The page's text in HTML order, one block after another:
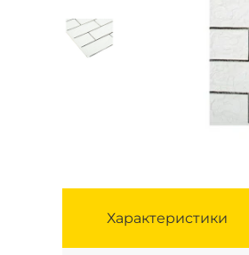
Характеристики